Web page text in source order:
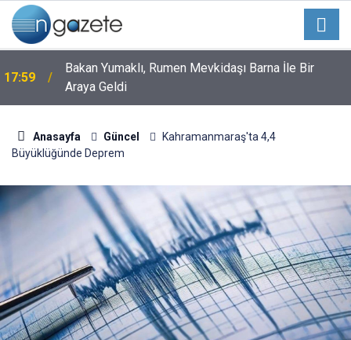
17:59
Bakan Yumaklı, Rumen Mevkidaşı Barna İle Bir
Araya Geldi
Anasayfa Güncel
Kahramanmaraş'ta 4,4
Büyüklüğünde Deprem